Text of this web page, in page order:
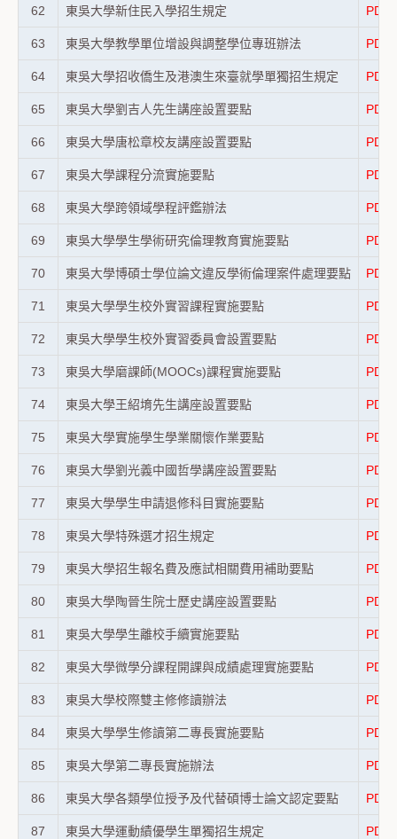
62 東吳大學新住民入學招生規定 PDF
63 東吳大學教學單位增設與調整學位專班辦法 PDF
64 東吳大學招收僑生及港澳生來臺就學單獨招生規定 PDF
65 東吳大學劉吉人先生講座設置要點 PDF
66 東吳大學唐松章校友講座設置要點 PDF
67 東吳大學課程分流實施要點 PDF
68 東吳大學跨領域學程評鑑辦法 PDF
69 東吳大學學生學術研究倫理教育實施要點 PDF
70 東吳大學博碩士學位論文違反學術倫理案件處理要點 PDF
71 東吳大學學生校外實習課程實施要點 PDF
72 東吳大學學生校外實習委員會設置要點 PDF
73 東吳大學磨課師(MOOCs)課程實施要點 PDF
74 東吳大學王紹堉先生講座設置要點 PDF
75 東吳大學實施學生學業關懷作業要點 PDF
76 東吳大學劉光義中國哲學講座設置要點 PDF
77 東吳大學學生申請退修科目實施要點 PDF
78 東吳大學特殊選才招生規定 PDF
79 東吳大學招生報名費及應試相關費用補助要點 PDF
80 東吳大學陶晉生院士歷史講座設置要點 PDF
81 東吳大學學生離校手續實施要點 PDF
82 東吳大學微學分課程開課與成績處理實施要點 PDF
83 東吳大學校際雙主修修讀辦法 PDF
84 東吳大學學生修讀第二專長實施要點 PDF
85 東吳大學第二專長實施辦法 PDF
86 東吳大學各類學位授予及代替碩博士論文認定要點 PDF
87 東吳大學運動績優學生單獨招生規定 PDF